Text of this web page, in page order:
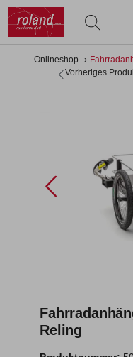
springen
Onlineshop
Vorheriges
Reling